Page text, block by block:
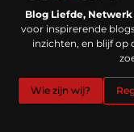
Blog Liefde,
voor inspirerende
inzichten, en blijf op
Wie zijn wij?